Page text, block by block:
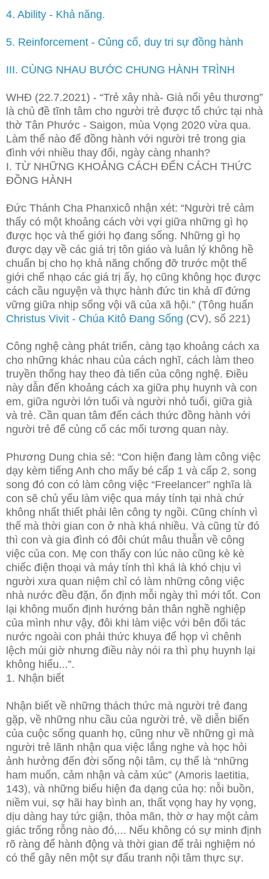
4. Ability - Khả năng.
5. Reinforcement - Củng cố, duy tri sự đồng hành
III. CÙNG NHAU BƯỚC CHUNG HÀNH TRÌNH
WHĐ (22.7.2021) - “Trẻ xây nhà- Già nối yêu thương”
là chủ đề tĩnh tâm cho người trẻ được tổ chức tại nhà
thờ Tân Phước - Saigon, mùa Vọng 2020 vừa qua.
Làm thế nào để đồng hành với người trẻ trong gia
đình với nhiều thay đổi, ngày càng nhanh?
I. TỪ NHỮNG KHOẢNG CÁCH ĐẾN CÁCH THỨC
ĐỒNG HÀNH
Đức Thánh Cha Phanxicô nhận xét: “Người trẻ cảm
thấy có một khoảng cách vời vợi giữa những gì họ
được học và thế giới họ đang sống. Những gì họ
được dạy về các giá trị tôn giáo và luân lý không hề
chuẩn bị cho họ khả năng chống đỡ trước một thế
giới chế nhạo các giá trị ấy, họ cũng không học được
cách cầu nguyện và thực hành đức tin khả dĩ đứng
vững giữa nhịp sống vội vã của xã hội.” (Tông huấn
Christus Vivit - Chúa Kitô Đang Sống (CV), số 221)
Công nghệ càng phát triển, càng tạo khoảng cách xa
cho những khác nhau của cách nghĩ, cách làm theo
truyền thống hay theo đà tiến của công nghệ. Điều
này dẫn đến khoảng cách xa giữa phụ huynh và con
em, giữa người lớn tuổi và người nhỏ tuổi, giữa già
và trẻ. Cần quan tâm đến cách thức đồng hành với
người trẻ để củng cố các mối tương quan này.
Phương Dung chia sẻ: “Con hiện đang làm công việc
dạy kèm tiếng Anh cho mấy bé cấp 1 và cấp 2, song
song đó con có làm công việc “Freelancer” nghĩa là
con sẽ chủ yếu làm việc qua máy tính tại nhà chứ
không nhất thiết phải lên công ty ngồi. Cũng chính vì
thế mà thời gian con ở nhà khá nhiều. Và cũng từ đó
thì con và gia đình có đôi chút mâu thuẫn về công
việc của con. Mẹ con thấy con lúc nào cũng kè kè
chiếc điện thoại và máy tính thì khá là khó chịu vì
người xưa quan niệm chỉ có làm những công việc
nhà nước đều đặn, ổn định mỗi ngày thì mới tốt. Con
lại không muốn định hướng bản thân nghề nghiệp
của mình như vậy, đôi khi làm việc với bên đối tác
nước ngoài con phải thức khuya để họp vì chênh
lệch múi giờ nhưng điều này nói ra thì phụ huynh lại
không hiểu...”.
1. Nhận biết
Nhận biết về những thách thức mà người trẻ đang
gặp, về những nhu cầu của người trẻ, về diễn biến
của cuộc sống quanh họ, cũng như về những gì mà
người trẻ lãnh nhận qua việc lắng nghe và học hỏi
ảnh hưởng đến đời sống nội tâm, cụ thể là “những
ham muốn, cảm nhận và cảm xúc” (Amoris laetitia,
143), và những biểu hiện đa dạng của họ: nỗi buồn,
niềm vui, sợ hãi hay bình an, thất vọng hay hy vọng,
dịu dàng hay tức giận, thỏa mãn, thờ ơ hay một cảm
giác trống rỗng nào đó,... Nếu không có sự minh định
rõ ràng để hành động và thời gian để trải nghiệm nó
có thể gây nên một sự đấu tranh nội tâm thực sự.